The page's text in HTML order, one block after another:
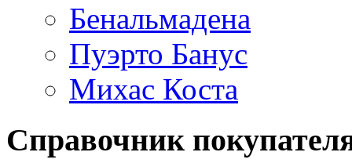
Бенальмадена
Пуэрто Банус
Михас Коста
Справочник